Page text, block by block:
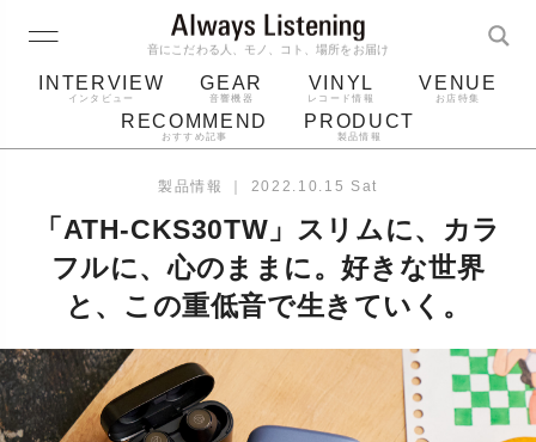
音にこだわる人、モノ、コト、場所をお届け
INTERVIEW
インタビュー
GEAR
音響機器
VINYL
レコード情報
VENUE
お店特集
RECOMMEND
おすすめ記事
PRODUCT
製品情報
レコード針
製品情報 ｜ 2022.10.15 Sat
「ATH-CKS30TW」スリムに、カラ
フルに、⼼のままに。好きな世界
と、この重低⾳で⽣きていく。